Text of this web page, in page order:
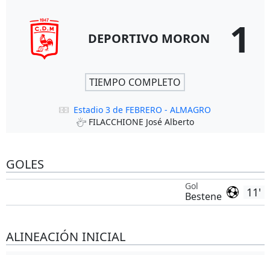
DEPORTIVO MORON 1
TIEMPO COMPLETO
Estadio 3 de FEBRERO - ALMAGRO
FILACCHIONE José Alberto
GOLES
11'
Gol
Bestene
ALINEACIÓN INICIAL